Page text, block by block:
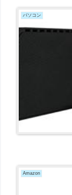
パソコン
Amazon